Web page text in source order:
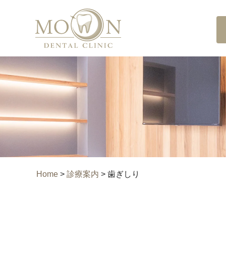
Home > 診療案内 > 歯ぎしり